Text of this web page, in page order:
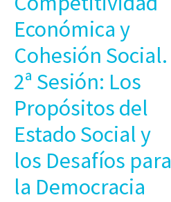
Económica y
Cohesión Social.
2ª Sesión: Los
Propósitos del
Estado Social y
los Desafíos para
la Democracia